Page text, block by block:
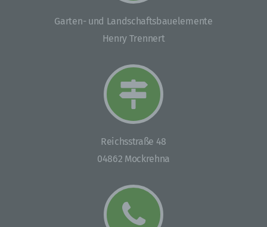
Garten- und Landschaftsbauelemente
Henry Trennert
Reichsstraße 48
04862 Mockrehna
Betroffene Person ist jede identifizierte oder
personenbezogene Daten von dem für die Verarbeitung
Verarbeitung ist jeder mit oder ohne Hilfe
automatisierter Verfahren ausgeführte Vorgang oder
personenbezogenen Daten wie das Erheben, das
Erfassen, die Organisation, das Ordnen, die
Speicherung, die Anpassung oder Veränderung, das
Offenlegung durch Übermittlung, Verbreitung oder eine
andere Form der Bereitstellung, den Abgleich oder die
Verknüpfung, die Einschränkung, das Löschen oder die